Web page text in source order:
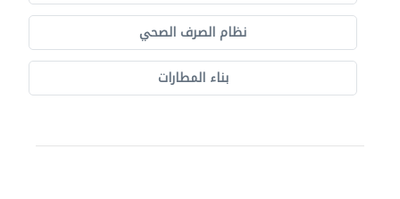
نظام الصرف الصحي
بناء المطارات